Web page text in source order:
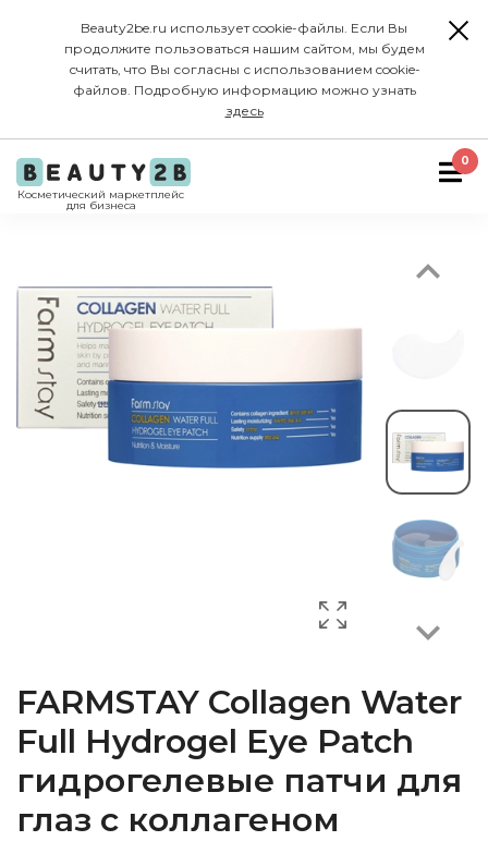
Beauty2be.ru использует cookie-файлы. Если Вы
продолжите пользоваться нашим сайтом, мы будем
считать, что Вы согласны с использованием cookie-
файлов. Подробную информацию можно узнать
здесь
Косметический маркетплейс
для бизнеса
0
Previous
Next
FARMSTAY Collagen Water
Full Hydrogel Eye Patch
гидрогелевые патчи для
глаз с коллагеном